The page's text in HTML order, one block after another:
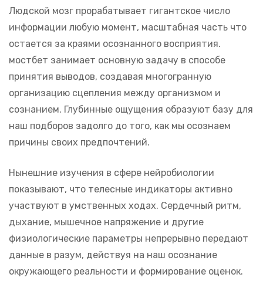
Людской мозг прорабатывает гигантское число
информации любую момент, масштабная часть что
остается за краями осознанного восприятия.
мостбет занимает основную задачу в способе
принятия выводов, создавая многогранную
организацию сцепления между организмом и
сознанием. Глубинные ощущения образуют базу для
наш подборов задолго до того, как мы осознаем
причины своих предпочтений.
Нынешние изучения в сфере нейробиологии
показывают, что телесные индикаторы активно
участвуют в умственных ходах. Сердечный ритм,
дыхание, мышечное напряжение и другие
физиологические параметры непрерывно передают
данные в разум, действуя на наш осознание
окружающего реальности и формирование оценок.